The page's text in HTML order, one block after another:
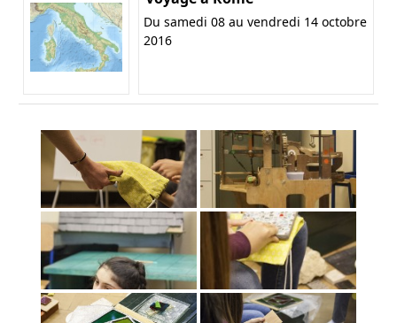
Du samedi 08 au vendredi 14 octobre
2016